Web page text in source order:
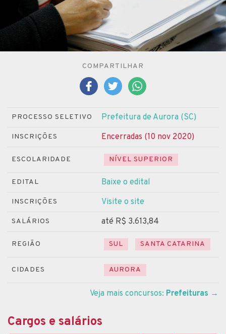
COMPARTILHAR
PROCESSO SELETIVO Prefeitura de Aurora (SC)
INSCRIÇÕES Encerradas (10 nov 2020)
ESCOLARIDADE NÍVEL SUPERIOR
EDITAL Baixe o edital
INSCRIÇÕES Visite o site
SALÁRIOS até R$ 3.613,84
REGIÃO SUL SANTA CATARINA
CIDADES AURORA
Veja mais concursos: Prefeituras →
Cargos e salários